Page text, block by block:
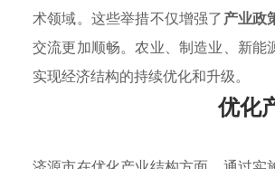
术领域。这些举措不仅增强了产业政
交流更加顺畅。农业、制造业、新
实现经济结构的持续优化和升级。
优化